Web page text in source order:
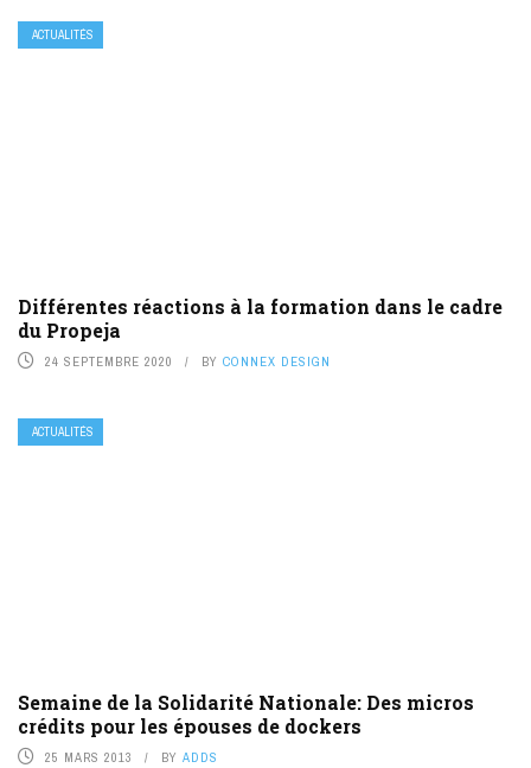
ACTUALITÉS
Différentes réactions à la formation dans le cadre
du Propeja
24 SEPTEMBRE 2020 BY CONNEX DESIGN
ACTUALITÉS
Semaine de la Solidarité Nationale: Des micros
crédits pour les épouses de dockers
25 MARS 2013 BY ADDS